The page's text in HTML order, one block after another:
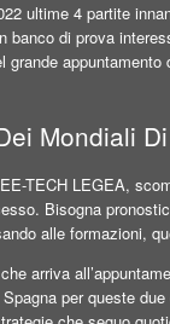
ultime 4 partite
banco di prova
Mondiali
TECH LEGEA,
Bisogna
alle formazioni,
arriva
per queste